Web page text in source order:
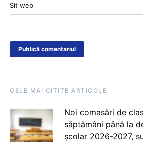
Sit web
CELE MAI CITITE ARTICOLE
Noi comasări de
săptămâni până la
școlar 2026-2027,